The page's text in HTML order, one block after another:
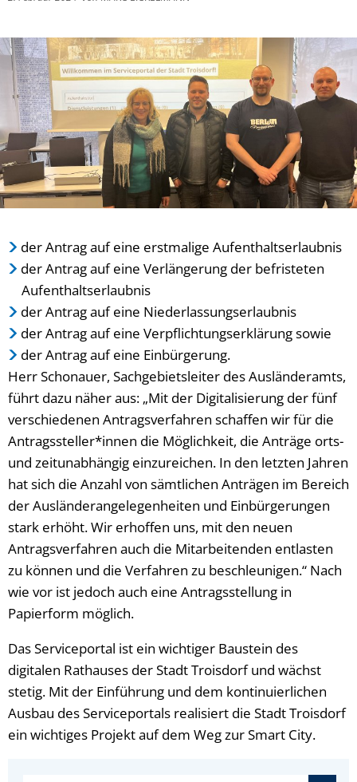
der Antrag auf eine erstmalige Aufenthaltserlaubnis
der Antrag auf eine Verlängerung der befristeten
Aufenthaltserlaubnis
der Antrag auf eine Niederlassungserlaubnis
der Antrag auf eine Verpflichtungserklärung sowie
der Antrag auf eine Einbürgerung.
Herr Schonauer, Sachgebietsleiter des Ausländeramts,
führt dazu näher aus: „Mit der Digitalisierung der fünf
verschiedenen Antragsverfahren schaffen wir für die
Antragssteller*innen die Möglichkeit, die Anträge orts-
und zeitunabhängig einzureichen. In den letzten Jahren
hat sich die Anzahl von sämtlichen Anträgen im Bereich
der Ausländerangelegenheiten und Einbürgerungen
stark erhöht. Wir erhoffen uns, mit den neuen
Antragsverfahren auch die Mitarbeitenden entlasten
zu können und die Verfahren zu beschleunigen.“ Nach
wie vor ist jedoch auch eine Antragsstellung in
Papierform möglich.
Das Serviceportal ist ein wichtiger Baustein des
digitalen Rathauses der Stadt Troisdorf und wächst
stetig. Mit der Einführung und dem kontinuierlichen
Ausbau des Serviceportals realisiert die Stadt Troisdorf
ein wichtiges Projekt auf dem Weg zur Smart City.